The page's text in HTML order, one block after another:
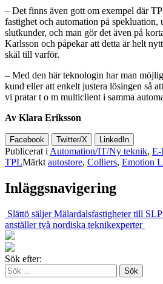
– Det finns även gott om exempel där
fastighet och automation på spekluation,
slutkunder, och man gör det även på
Karlsson och påpekar att detta är helt
skäl till varför.
– Med den här teknologin har man
kund eller att enkelt justera lösingen så
vi pratar t o m multiclient i samma
Av Klara Eriksson
Facebook Twitter/X LinkedIn
Publicerat i Automation/IT/Ny teknik, E-
TPLMärkt autostore, Colliers, Emotion
Inläggsnavigering
Slättö säljer Mälardalsfastigheter till
anställer två nordiska teknikexperter
Sök efter: